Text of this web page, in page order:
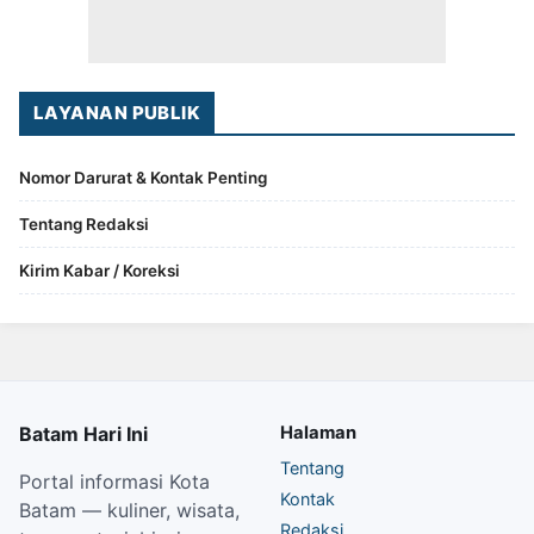
LAYANAN PUBLIK
Nomor Darurat & Kontak Penting
Tentang Redaksi
Kirim Kabar / Koreksi
Batam Hari Ini
Portal informasi Kota
Batam — kuliner, wisata,
Halaman
Tentang
Kontak